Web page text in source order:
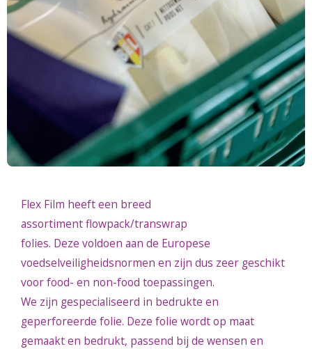
Flex Film heeft een breed
assortiment flowpack/transwrap
folies. Deze voldoen aan de Europese
voedselveiligheidsnormen en zijn dus zeer geschikt
voor food- en non-food toepassingen.
We zijn gespecialiseerd in bedrukte en
geperforeerde folie. Deze folie wordt op maat
gemaakt en bedrukt, passend bij de wensen en